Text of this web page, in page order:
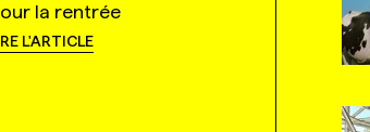
la rentrée
L'ARTICLE